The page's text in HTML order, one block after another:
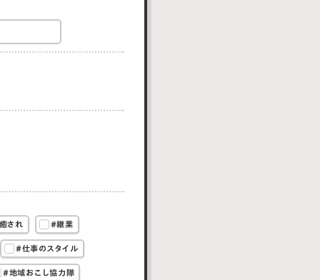
され #継業
#仕事のスタイル
#地域おこし協力隊